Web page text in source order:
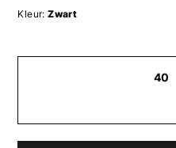
Kleur: Zwart
40